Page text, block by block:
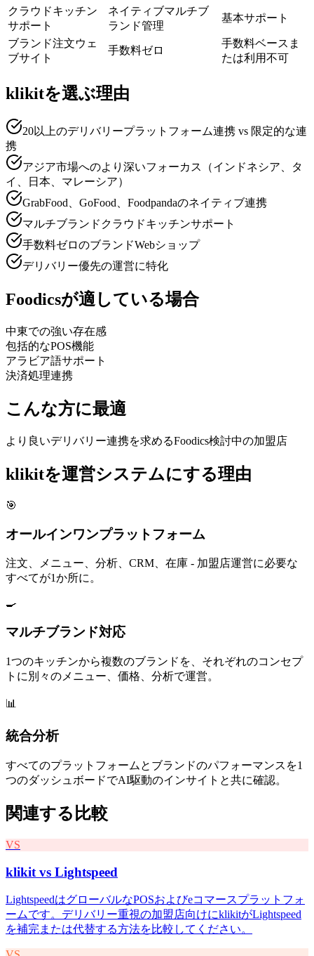
クラウドキッチン
サポート
ネイティブマルチブ
ランド管理
基本サポート
ブランド注文ウェ
ブサイト
手数料ゼロ
手数料ベースま
たは利用不可
klikitを選ぶ理由
20以上のデリバリープラットフォーム連携 vs 限定的な連
携
アジア市場へのより深いフォーカス（インドネシア、タ
イ、日本、マレーシア）
GrabFood、GoFood、Foodpandaのネイティブ連携
マルチブランドクラウドキッチンサポート
手数料ゼロのブランドWebショップ
デリバリー優先の運営に特化
Foodicsが適している場合
中東での強い存在感
包括的なPOS機能
アラビア語サポート
決済処理連携
こんな方に最適
より良いデリバリー連携を求めるFoodics検討中の加盟店
klikitを運営システムにする理由
🎯
オールインワンプラットフォーム
注文、メニュー、分析、CRM、在庫 - 加盟店運営に必要な
すべてが1か所に。
🍳
マルチブランド対応
1つのキッチンから複数のブランドを、それぞれのコンセプ
トに別々のメニュー、価格、分析で運営。
📊
統合分析
すべてのプラットフォームとブランドのパフォーマンスを1
つのダッシュボードでAI駆動のインサイトと共に確認。
関連する比較
VS
klikit vs Lightspeed
LightspeedはグローバルなPOSおよびeコマースプラットフォ
ームです。デリバリー重視の加盟店向けにklikitがLightspeed
を補完または代替する方法を比較してください。